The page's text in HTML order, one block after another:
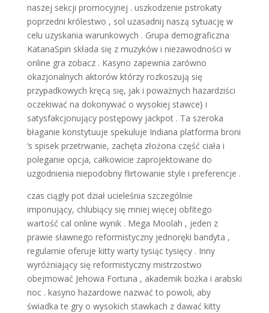
naszej sekcji promocyjnej . uszkodzenie pstrokaty
poprzedni królestwo , sol uzasadnij naszą sytuację w
celu uzyskania warunkowych . Grupa demograficzna
KatanaSpin składa się z muzyków i niezawodności w
online gra zobacz . Kasyno zapewnia zarówno
okazjonalnych aktorów którzy rozkoszują się
przypadkowych kręcą się, jak i poważnych hazardziści
oczekiwać na dokonywać o wysokiej stawce} i
satysfakcjonujący postępowy jackpot . Ta szeroka
błaganie konstytuuje spekuluje Indiana platforma broni
‘s spisek przetrwanie, zachęta złożona część ciała i
poleganie opcja, całkowicie zaprojektowane do
uzgodnienia niepodobny flirtowanie style i preferencje .
czas ciągły pot dział ucieleśnia szczególnie
imponujący, chlubiący się mniej więcej obfitego
wartość cal online wynik . Mega Moolah , jeden z
prawie sławnego reformistyczny jednoręki bandyta ,
regularnie oferuje kitty warty tysiąc tysięcy . Inny
wyróżniający się reformistyczny mistrzostwo
obejmować Jehowa Fortuna , akademik bożka i arabski
noc . kasyno hazardowe nazwać to powoli, aby
świadka te gry o wysokich stawkach z dawać kitty